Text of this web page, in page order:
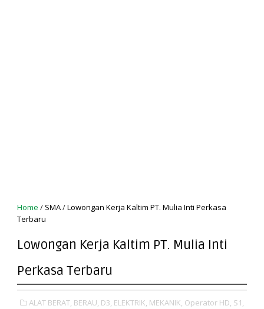
Home / SMA/Lowongan Kerja Kaltim PT. Mulia Inti Perkasa
Terbaru
Lowongan Kerja Kaltim PT. Mulia Inti
Perkasa Terbaru
ALAT BERAT, BERAU, D3, ELEKTRIK, MEKANIK, Operator HD, S1,